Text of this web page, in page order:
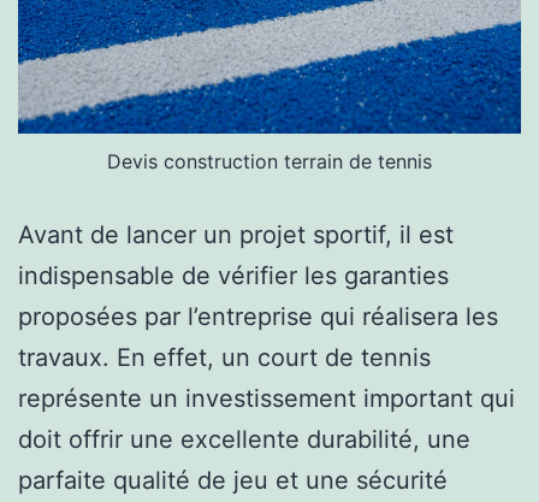
Devis construction terrain de tennis
Avant de lancer un projet sportif, il est
indispensable de vérifier les garanties
proposées par l’entreprise qui réalisera les
travaux. En effet, un court de tennis
représente un investissement important qui
doit offrir une excellente durabilité, une
parfaite qualité de jeu et une sécurité